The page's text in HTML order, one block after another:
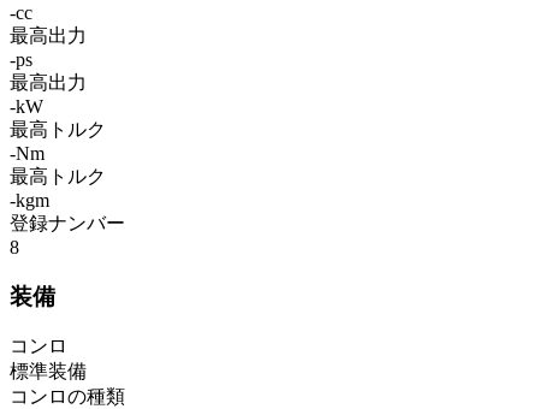
-cc
最高出力
-ps
最高出力
-kW
最高トルク
-Nm
最高トルク
-kgm
登録ナンバー
8
装備
コンロ
標準装備
コンロの種類